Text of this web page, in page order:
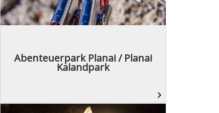
Abenteuerpark Planai / Planai
Kalandpark
navigate_next